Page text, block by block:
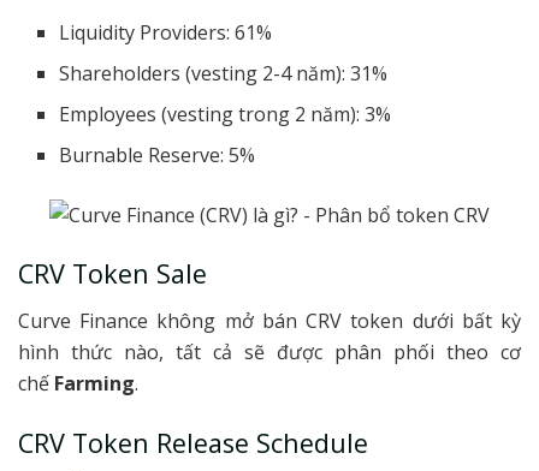
Liquidity Providers: 61%
Shareholders (vesting 2-4 năm): 31%
Employees (vesting trong 2 năm): 3%
Burnable Reserve: 5%
CRV Token Sale
Curve Finance không mở bán CRV token dưới bất kỳ
hình thức nào, tất cả sẽ được phân phối theo cơ
chế Farming.
CRV Token Release Schedule